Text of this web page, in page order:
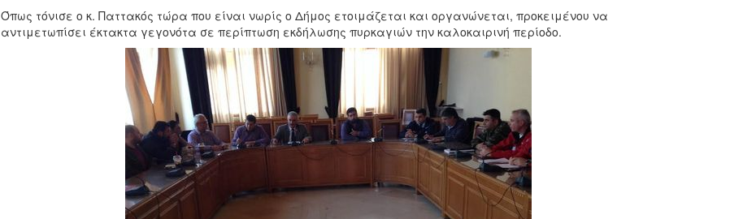
Όπως τόνισε ο κ. Παττακός τώρα που είναι νωρίς ο Δήμος ετοιμάζεται και οργανώνεται, προκειμένου να
αντιμετωπίσει έκτακτα γεγονότα σε περίπτωση εκδήλωσης πυρκαγιών την καλοκαιρινή περίοδο.